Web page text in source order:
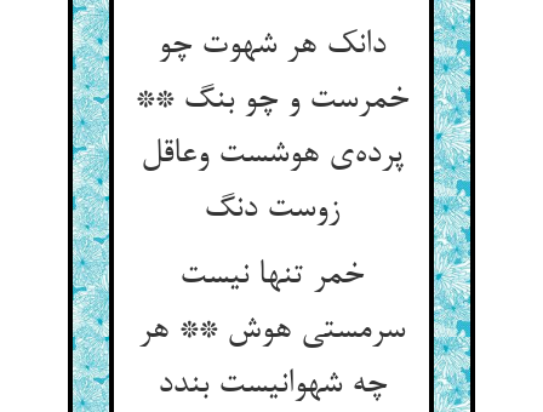
دانک هر شهوت چو
خمرست و چو بنگ **
پرده‌ی هوشست وعاقل
زوست دنگ
خمر تنها نیست
سرمستی هوش ** هر
چه شهوانیست بندد